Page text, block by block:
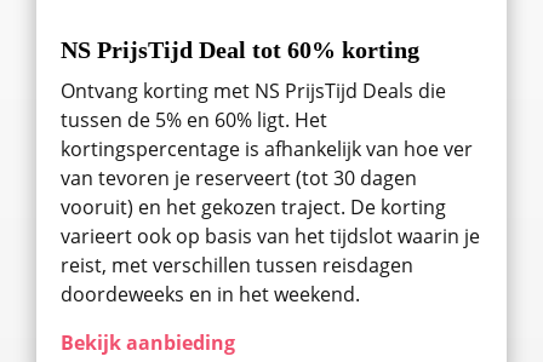
NS PrijsTijd Deal tot 60% korting
Ontvang korting met NS PrijsTijd Deals die
tussen de 5% en 60% ligt. Het
kortingspercentage is afhankelijk van hoe ver
van tevoren je reserveert (tot 30 dagen
vooruit) en het gekozen traject. De korting
varieert ook op basis van het tijdslot waarin je
reist, met verschillen tussen reisdagen
doordeweeks en in het weekend.
Bekijk aanbieding